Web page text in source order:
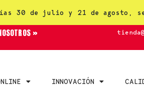
30 de julio y 21 de agosto,
»
INNOVACIÓN